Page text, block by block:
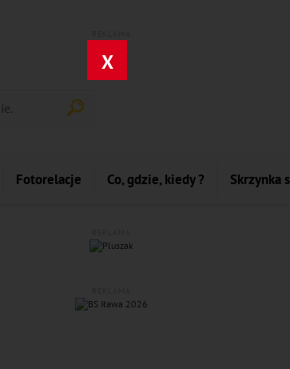
X
Fotorelacje Co, gdzie, kiedy ? Skrzynka